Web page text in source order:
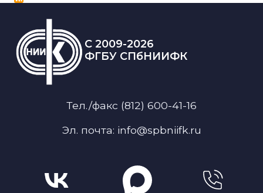
C 2009-2026
ФГБУ СПбНИИФК
Тел./факс (812) 600-41-16
Эл. почта: info@spbniifk.ru